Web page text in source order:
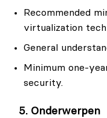
environment
To understand
with in the cloud.
To gain the
Upon completion,
Recommended
virtualization
General
Minimum one-
security.
Onderwerpen